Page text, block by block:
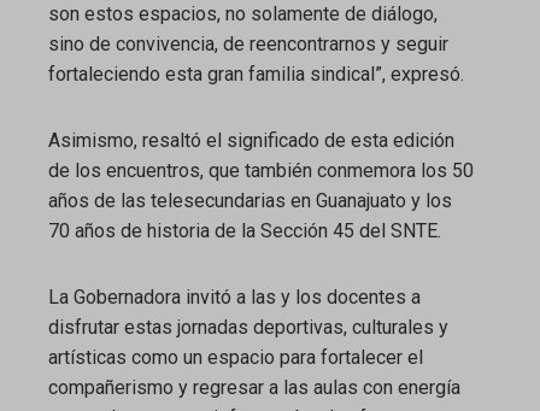
son estos espacios, no solamente de diálogo,
sino de convivencia, de reencontrarnos y seguir
fortaleciendo esta gran familia sindical”, expresó.
Asimismo, resaltó el significado de esta edición
de los encuentros, que también conmemora los 50
años de las telesecundarias en Guanajuato y los
70 años de historia de la Sección 45 del SNTE.
La Gobernadora invitó a las y los docentes a
disfrutar estas jornadas deportivas, culturales y
artísticas como un espacio para fortalecer el
compañerismo y regresar a las aulas con energía